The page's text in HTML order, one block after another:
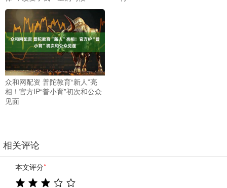
众和网配资 普陀教育“新人”亮
相！官方IP“普小育”初次和公众
见面
相关评论
本文评分*